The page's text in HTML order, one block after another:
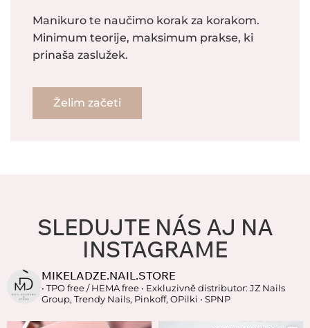
Manikuro te naučimo korak za korakom.
Minimum teorije, maksimum prakse, ki
prinaša zaslužek.
Želim začeti
SLEDUJTE NÁS AJ NA
INSTAGRAME
MIKELADZE.NAIL.STORE
• TPO free / HEMA free • Exkluzivně distributor: JZ Nails
Group, Trendy Nails, Pinkoff, OPilki • SPNP